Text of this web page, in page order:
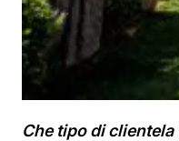
Che tipo di